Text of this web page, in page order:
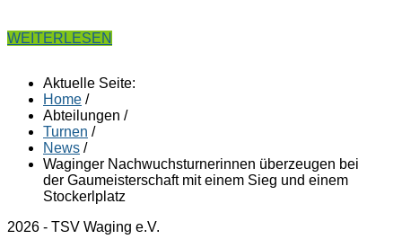
WEITERLESEN
Aktuelle Seite:
Home /
Abteilungen /
Turnen /
News /
Waginger Nachwuchsturnerinnen überzeugen bei
der Gaumeisterschaft mit einem Sieg und einem
Stockerlplatz
2026 - TSV Waging e.V.